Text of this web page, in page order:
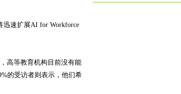
速扩展AI for Workforce
高等教育机构目前没有能
的受访者则表示，他们希